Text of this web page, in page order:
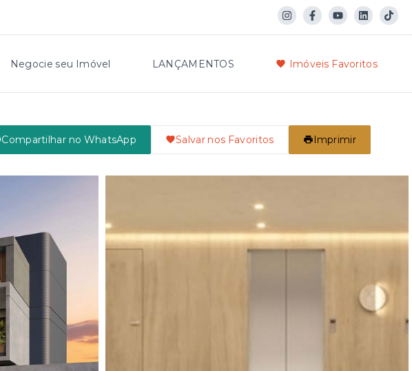
Negocie seu Imóvel LANÇAMENTOS Imóveis Favoritos
Compartilhar no WhatsApp Salvar nos Favoritos Imprimir